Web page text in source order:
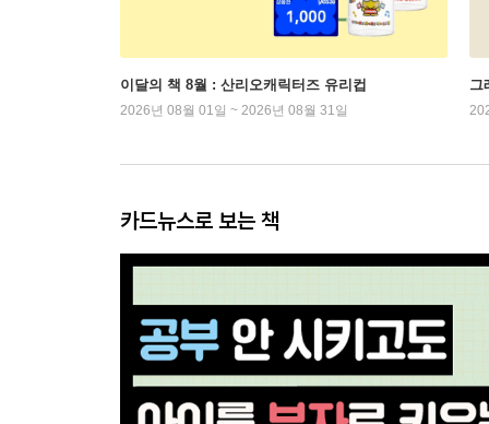
이달의 책 8월 : 산리오캐릭터즈 유리컵
2026년 08월 01일 ~ 2026년 08월 31일
그
카드뉴스로 보는 책